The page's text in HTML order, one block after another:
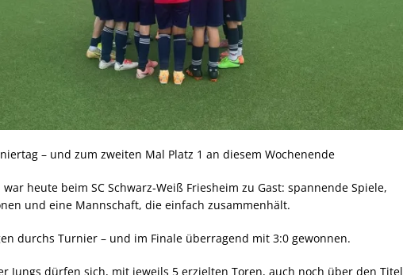
– und zum zweiten Mal Platz 1 an diesem Wochenende
war heute beim SC Schwarz‑Weiß Friesheim zu Gast: spannende Spiele,
und eine Mannschaft, die einfach zusammenhält.
durchs Turnier – und im Finale überragend mit 3:0 gewonnen.
Jungs dürfen sich, mit jeweils 5 erzielten Toren, auch noch über den Titel